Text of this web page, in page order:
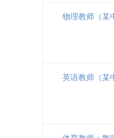
物理教师（某
英语教师（某